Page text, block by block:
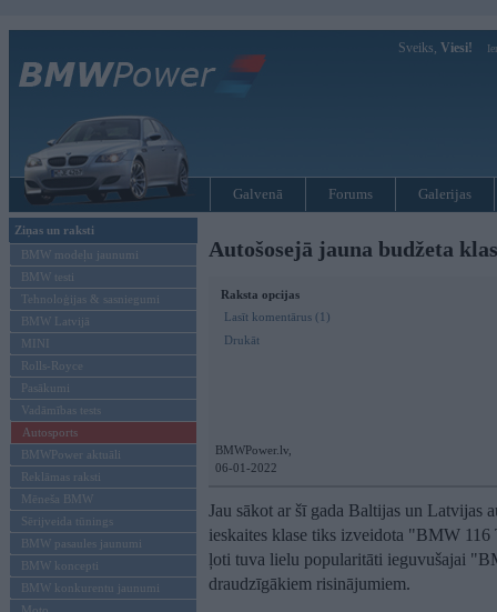
Sveiks, Viesi!
Galvenā Forums Galerijas
Ziņas un raksti
BMW modeļu jaunumi
BMW testi
Tehnoloģijas & sasniegumi
BMW Latvijā
MINI
Rolls-Royce
Pasākumi
Vadāmības tests
Autosports
BMWPower aktuāli
Reklāmas raksti
Mēneša BMW
Sērijveida tūnings
BMW pasaules jaunumi
BMW koncepti
BMW konkurentu jaunumi
Autošosejā jauna budžeta
Raksta opcijas
Lasīt komentārus (1)
Drukāt
BMWPower.lv,
06-01-2022
Jau sākot ar šī gada Baltijas un Latvijas
ieskaites klase tiks izveidota "BMW
ļoti tuva lielu popularitāti ieguvušajai
draudzīgākiem risinājumiem.